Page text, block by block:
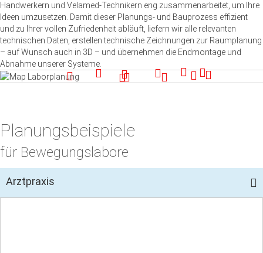
Handwerkern und Velamed-Technikern eng zusammenarbeitet, um Ihre
Ideen umzusetzen. Damit dieser Planungs- und Bauprozess effizient
und zu Ihrer vollen Zufriedenheit abläuft, liefern wir alle relevanten
technischen Daten, erstellen technische Zeichnungen zur Raumplanung
– auf Wunsch auch in 3D – und übernehmen die Endmontage und
Abnahme unserer Systeme.
Planungsbeispiele
für Bewegungslabore
Arztpraxis